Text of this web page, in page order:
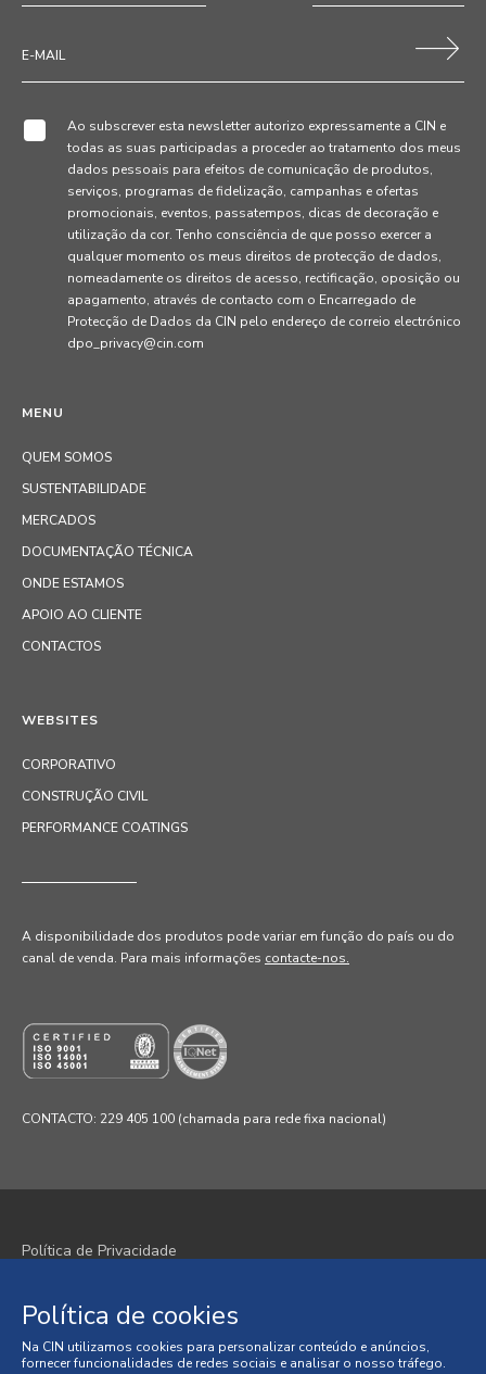
MENU
QUEM SOMOS
SUSTENTABILIDADE
MERCADOS
DOCUMENTAÇÃO TÉCNICA
ONDE ESTAMOS
APOIO AO CLIENTE
CONTACTOS
Ao subscrever esta newsletter autorizo expressamente a CIN e
todas as suas participadas a proceder ao tratamento dos meus
dados pessoais para efeitos de comunicação de produtos,
serviços, programas de fidelização, campanhas e ofertas
promocionais, eventos, passatempos, dicas de decoração e
utilização da cor. Tenho consciência de que posso exercer a
qualquer momento os meus direitos de protecção de dados,
nomeadamente os direitos de acesso, rectificação, oposição ou
apagamento, através de contacto com o Encarregado de
Protecção de Dados da CIN pelo endereço de correio electrónico
dpo_privacy@cin.com
WEBSITES
CORPORATIVO
CONSTRUÇÃO CIVIL
PERFORMANCE COATINGS
A disponibilidade dos produtos pode variar em função do país ou do
canal de venda. Para mais informações contacte-nos.
CONTACTO: 229 405 100 (chamada para rede fixa nacional)
Política de Privacidade
Termos e Condições
Política de cookies
Na CIN utilizamos cookies para personalizar conteúdo e anúncios,
fornecer funcionalidades de redes sociais e analisar o nosso tráfego.